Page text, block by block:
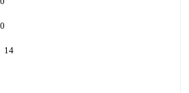
0
14